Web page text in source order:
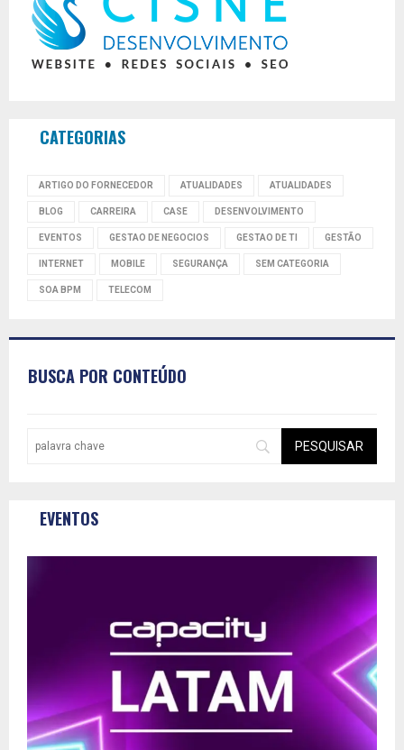
CATEGORIAS
ARTIGO DO FORNECEDOR ATUALIDADES ATUALIDADES
BLOG CARREIRA CASE DESENVOLVIMENTO
EVENTOS GESTAO DE NEGOCIOS GESTAO DE TI GESTÃO
INTERNET MOBILE SEGURANÇA SEM CATEGORIA
SOA BPM TELECOM
BUSCA POR CONTEÚDO
EVENTOS